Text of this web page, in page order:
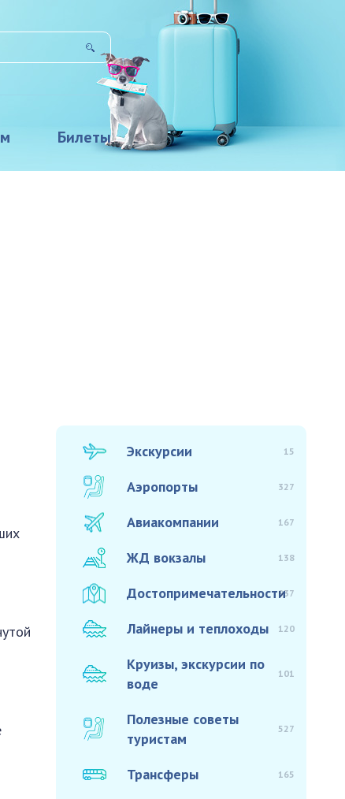
Билеты
Экскурсии 15
Аэропорты 327
Авиакомпании 167
ЖД вокзалы 138
Достопримечательности937
Лайнеры и теплоходы 120
Круизы, экскурсии по
воде
101
Полезные советы
туристам
527
Трансферы 165